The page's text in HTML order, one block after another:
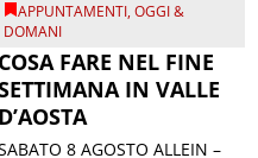
APPUNTAMENTI,OGGI &
DOMANI
COSA FARE NEL FINE
IN VALLE
D’AOSTA
8 AGOSTO ALLEIN –